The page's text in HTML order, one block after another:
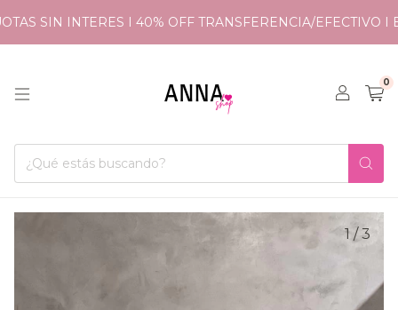
SIN INTERES I 40% OFF TRANSFERENCIA/EFECTIVO I
0
1 /3